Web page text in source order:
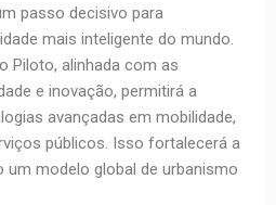
passo decisivo para
mais inteligente do mundo.
Piloto, alinhada com as
e inovação, permitirá a
avançadas em mobilidade,
públicos. Isso fortalecerá a
um modelo global de urbanismo